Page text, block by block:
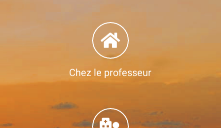
Chez le professeur